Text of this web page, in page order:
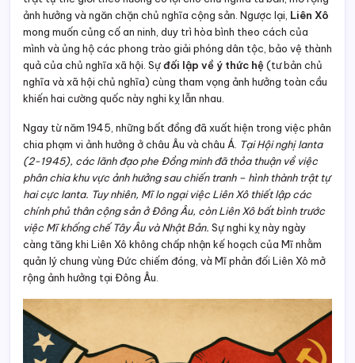
ảnh hưởng và ngăn chặn chủ nghĩa cộng sản. Ngược lại, Liên Xô
mong muốn củng cố an ninh, duy trì hòa bình theo cách của
mình và ủng hộ các phong trào giải phóng dân tộc, bảo vệ thành
quả của chủ nghĩa xã hội. Sựđối lập về ý thức hệ(tư bản chủ
nghĩa và xã hội chủ nghĩa) cùng tham vọng ảnh hưởng toàn cầu
khiến hai cường quốc này nghi kỵ lẫn nhau.
Ngay từ năm 1945, những bất đồng đã xuất hiện trong việc phân
chia phạm vi ảnh hưởng ở châu Âu và châu Á. Tại Hội nghị Ianta
(2-1945), các lãnh đạo phe Đồng minh đã thỏa thuận về việc
phân chia khu vực ảnh hưởng sau chiến tranh – hình thành trật tự
hai cực Ianta. Tuy nhiên, Mĩ lo ngại việc Liên Xô thiết lập các
chính phủ thân cộng sản ở Đông Âu, còn Liên Xô bất bình trước
việc Mĩ khống chế Tây Âu và Nhật Bản. Sự nghi kỵ này ngày
càng tăng khi Liên Xô không chấp nhận kế hoạch của Mĩ nhằm
quản lý chung vùng Đức chiếm đóng, và Mĩ phản đối Liên Xô mở
rộng ảnh hưởng tại Đông Âu.